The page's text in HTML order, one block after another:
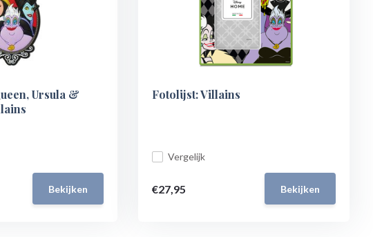
Ursula &
Bekijken
Fotolijst: Villains
Vergelijk
€27,95 Bekijken